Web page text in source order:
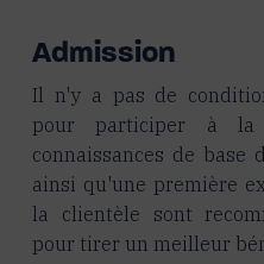
Admission
Il n'y a pas de
pour participer à la
connaissances de base
ainsi qu'une première
la clientèle sont
pour tirer un meilleur